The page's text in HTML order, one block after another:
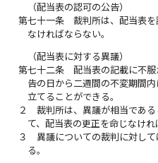
（配当表の認可の公告）
第七十一条
裁判所は、配当表
なければならない。
（配当表に対する異議）
第七十二条
配当表の記載に不
告の日から二週間の不変期間
立てることができる。
２
裁判所は、異議が相当であ
て、配当表の更正を命じなけれ
３
異議についての裁判に対し
る。